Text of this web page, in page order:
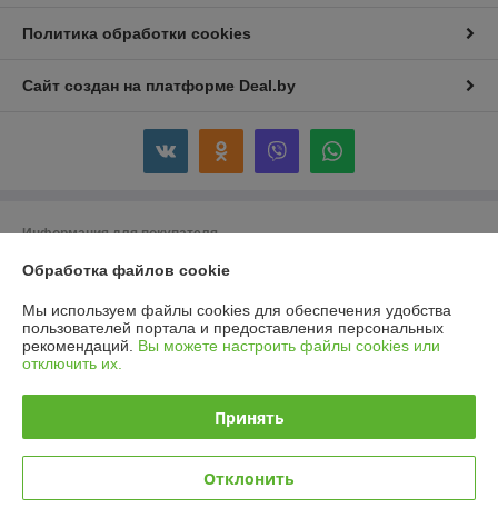
Политика обработки cookies
Сайт создан на платформе Deal.by
Информация для покупателя
Юридическое лицо:УП "Вольха"
Регистрационный номер ЕГР: 100020212
УНП: 100020212
Регистрационный орган: Минский городской исполнительный комитет
Дата регистрации компании: 25.04.2000
Ссылка на свидетельство/лицензию
Ссылка на свидетельство/лицензию
Обработка файлов cookie
Мы используем файлы cookies для обеспечения удобства
пользователей портала и предоставления персональных
рекомендаций. Вы можете настроить файлы cookies или
отключить их.
Принять
Отклонить